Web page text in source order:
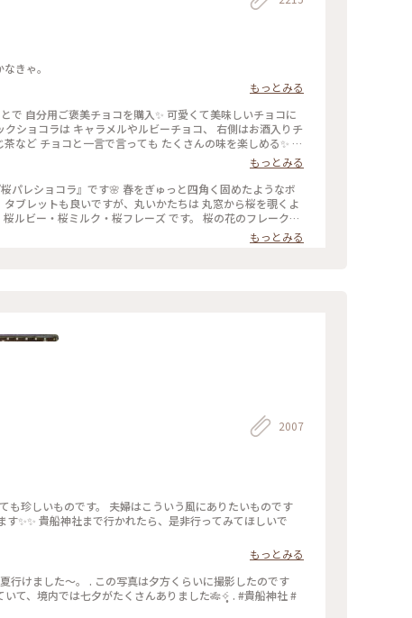
きゃ。
もっとみる
しめる✨ パ
もプレゼント用でも どちらにもおすすめの詰め合わせです
もっとみる
をぎゅっと四角く固めたようなボ
ツのトッピング。 桜の香りのミルクチョコやルビーチョコ
もっとみる
2007
も珍しいものです。 夫婦はこういう風にありたいものです
✨✨ 貴船神社まで行かれたら、是非行ってみてほしいで
もっとみる
行けました～。 . この写真は夕方くらいに撮影したのです
て、境内では七夕がたくさんありました🎋✧̣̥̇ . #貴船神社 #